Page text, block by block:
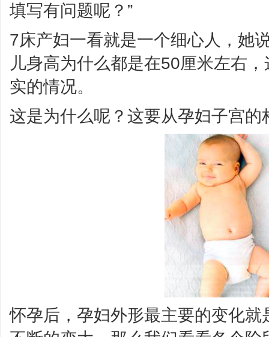
填写有问题呢？”
7床产妇一看就是一个细心人，她
儿身高为什么都是在50厘米左右
实的情况。
这是为什么呢？这要从孕妇子宫的
怀孕后，孕妇外形最主要的变化